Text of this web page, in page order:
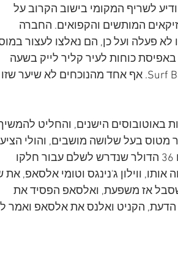
לשריף המקומי בישוב הקרוב על
המותשים והקפואים. החברה
פעלה ועל כן, הם נאלצו לעצור
כוחות לעיר קליר לייק בשעה
20:00, בדיוק בזמן לעלות לבמה באולם הריקודים Surf Ballroom. אף אחד מהנוכחים לא שיער שזו
באוטובוסים הישנים, והחליט
בעל שלושה מושבים, והולי הציע
לזמר דיון דימוצ'י להצטרף אליו, אך זה וויתר כי לא היו בידיו 36 הדולר שנדרש לשלם עבור חלקו
ווילון ג'נינגס וטומי אלסאפ, את
שסבל אז משפעת, ואלסאפ הפסיד את
הקניט ואלנס את אלסאפ ואמר